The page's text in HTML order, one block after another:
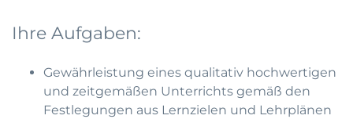
Ihre Aufgaben:
Gewährleistung eines qualitativ hochwertigen
und zeitgemäßen Unterrichts gemäß den
Festlegungen aus Lernzielen und Lehrplänen